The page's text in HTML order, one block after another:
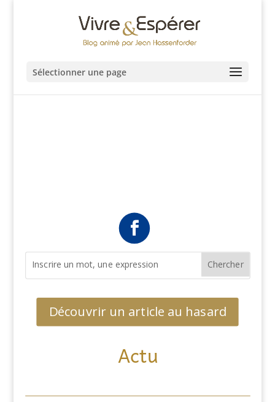
Sélectionner une page
Découvrir un article au hasard
Actu